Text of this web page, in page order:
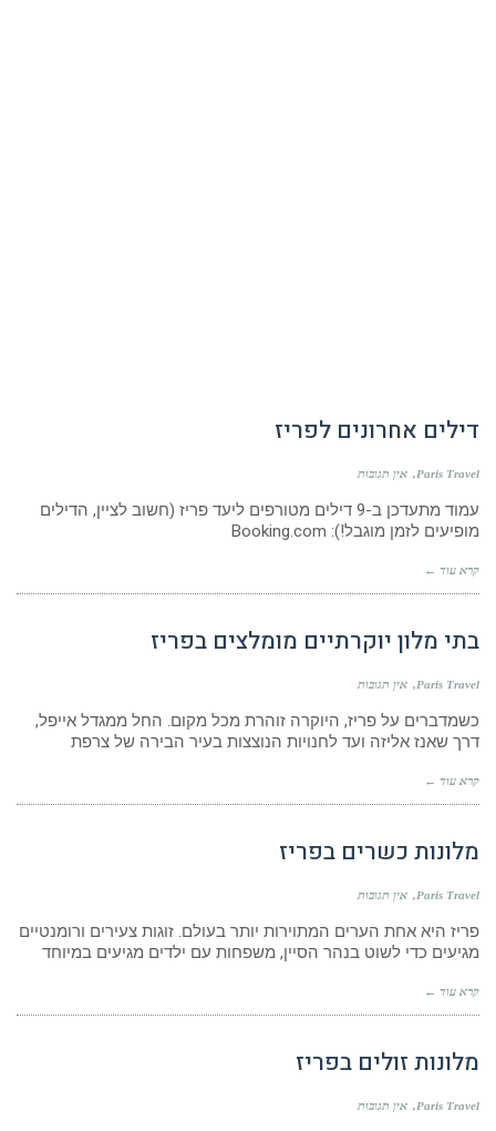
דילים אחרונים לפריז
Paris Travel אין תגובות
עמוד מתעדכן ב-9 דילים מטורפים ליעד פריז (חשוב לציין, הדילים
מופיעים לזמן מוגבל!): Booking.com
קרא עוד ←
בתי מלון יוקרתיים מומלצים בפריז
Paris Travel אין תגובות
כשמדברים על פריז, היוקרה זוהרת מכל מקום. החל ממגדל אייפל,
דרך שאנז אליזה ועד לחנויות הנוצצות בעיר הבירה של צרפת
קרא עוד ←
מלונות כשרים בפריז
Paris Travel אין תגובות
פריז היא אחת הערים המתוירות יותר בעולם. זוגות צעירים ורומנטיים
מגיעים כדי לשוט בנהר הסיין, משפחות עם ילדים מגיעים במיוחד
קרא עוד ←
מלונות זולים בפריז
Paris Travel אין תגובות